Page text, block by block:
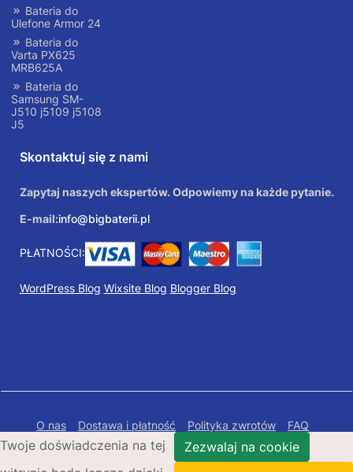
Bateria do
Ulefone Armor 24
Bateria do
Varta PX625
MRB625A
Bateria do
Samsung SM-
J510 j5109 j5108
J5
Skontaktuj się z nami
Zapytaj naszych ekspertów. Odpowiemy na każde pytanie.
E-mail:info@bigbaterii.pl
PŁATNOŚCI:
WordPress Blog Wixsite Blog Blogger Blog
O nas Dostawa i płatność Polityka zwrotów
FAQ
Polityka prywatności
Mapa Strony
Twoje doświadczenia na tej
Zezwalaj na cookie